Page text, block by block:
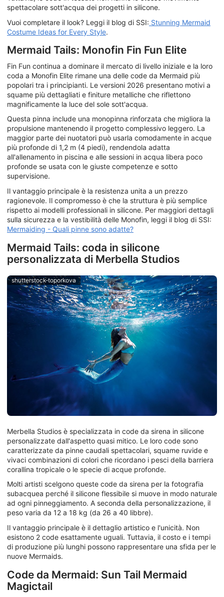
spettacolare sott'acqua dei progetti in silicone.
Vuoi completare il look? Leggi il blog di SSI: Stunning Mermaid
Costume Ideas for Every Style.
Mermaid Tails: Monofin Fin Fun Elite
Fin Fun continua a dominare il mercato di livello iniziale e la loro
coda a Monofin Elite rimane una delle code da Mermaid più
popolari tra i principianti. Le versioni 2026 presentano motivi a
squame più dettagliati e finiture metalliche che riflettono
magnificamente la luce del sole sott'acqua.
Questa pinna include una monopinna rinforzata che migliora la
propulsione mantenendo il progetto complessivo leggero. La
maggior parte dei nuotatori può usarla comodamente in acque
più profonde di 1,2 m (4 piedi), rendendola adatta
all'allenamento in piscina e alle sessioni in acqua libera poco
profonde se usata con le giuste competenze e sotto
supervisione.
Il vantaggio principale è la resistenza unita a un prezzo
ragionevole. Il compromesso è che la struttura è più semplice
rispetto ai modelli professionali in silicone. Per maggiori dettagli
sulla sicurezza e la vestibilità delle Monofin, leggi il blog di SSI:
Mermaiding - Quali pinne sono adatte?
Mermaid Tails: coda in silicone
personalizzata di Merbella Studios
shutterstock-toporkova
Merbella Studios è specializzata in code da sirena in silicone
personalizzate dall'aspetto quasi mitico. Le loro code sono
caratterizzate da pinne caudali spettacolari, squame ruvide e
vivaci combinazioni di colori che ricordano i pesci della barriera
corallina tropicale o le specie di acque profonde.
Molti artisti scelgono queste code da sirena per la fotografia
subacquea perché il silicone flessibile si muove in modo naturale
ad ogni pinneggiamento. A seconda della personalizzazione, il
peso varia da 12 a 18 kg (da 26 a 40 libbre).
Il vantaggio principale è il dettaglio artistico e l'unicità. Non
esistono 2 code esattamente uguali. Tuttavia, il costo e i tempi
di produzione più lunghi possono rappresentare una sfida per le
nuove Mermaids.
Code da Mermaid: Sun Tail Mermaid
Magictail